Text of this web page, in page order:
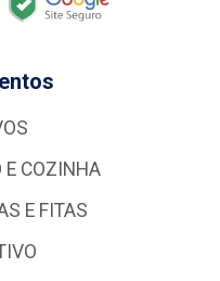
E COZINHA
E FITAS